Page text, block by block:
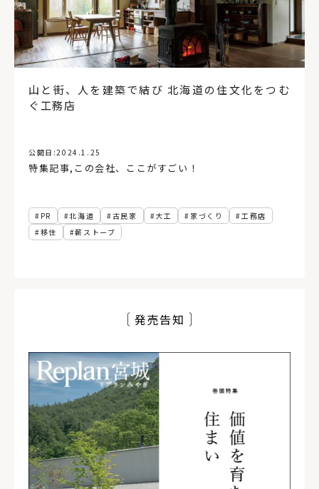
山と街、人を建築で結び 北海道の住文化をつむ
ぐ工務店
公開日:2024.1.25
特集記事, この会社、ここがすごい！
PR 北海道 古民家 大工 家づくり
工務店
移住
薪ストーブ
発売告知